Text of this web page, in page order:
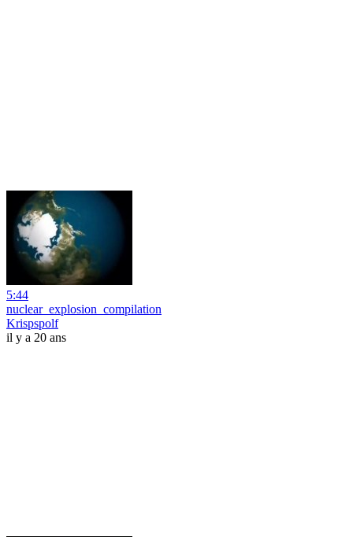
5:44
nuclear_explosion_compilation
Krispspolf
il y a 20 ans